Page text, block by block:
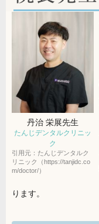
丹治 栄展先生
たんじデンタルクリニッ
ク
引用元：たんじデンタルク
リニック（https://tanjidc.co
m/doctor/）
ります。